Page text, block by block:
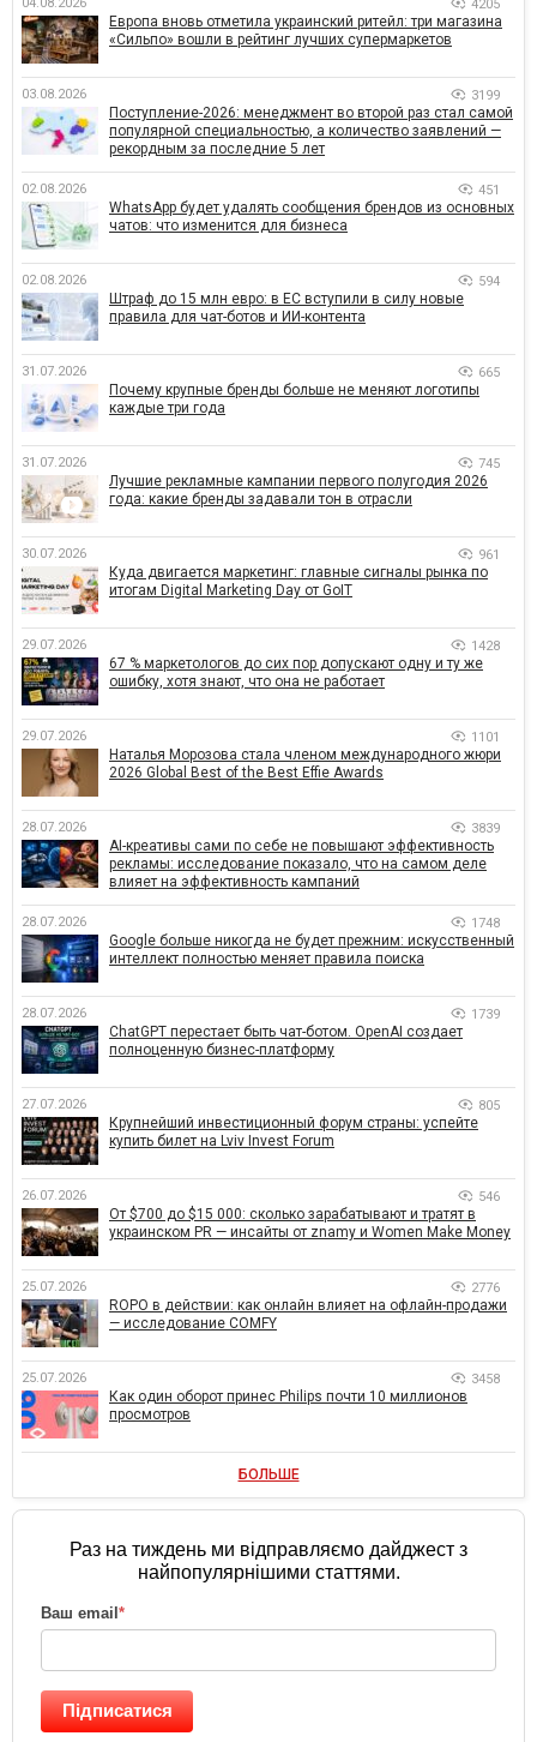
04.08.2026 4205
Европа вновь отметила украинский ритейл: три магазина
«Сильпо» вошли в рейтинг лучших супермаркетов
03.08.2026 3199
Поступление-2026: менеджмент во второй раз стал самой
популярной специальностью, а количество заявлений —
рекордным за последние 5 лет
02.08.2026 451
WhatsApp будет удалять сообщения брендов из основных
чатов: что изменится для бизнеса
02.08.2026 594
Штраф до 15 млн евро: в ЕС вступили в силу новые
правила для чат-ботов и ИИ-контента
31.07.2026 665
Почему крупные бренды больше не меняют логотипы
каждые три года
31.07.2026 745
Лучшие рекламные кампании первого полугодия 2026
года: какие бренды задавали тон в отрасли
30.07.2026 961
Куда двигается маркетинг: главные сигналы рынка по
итогам Digital Marketing Day от GoIT
29.07.2026 1428
67 % маркетологов до сих пор допускают одну и ту же
ошибку, хотя знают, что она не работает
29.07.2026 1101
Наталья Морозова стала членом международного жюри
2026 Global Best of the Best Effie Awards
28.07.2026 3839
AI-креативы сами по себе не повышают эффективность
рекламы: исследование показало, что на самом деле
влияет на эффективность кампаний
28.07.2026 1748
Google больше никогда не будет прежним: искусственный
интеллект полностью меняет правила поиска
28.07.2026 1739
ChatGPT перестает быть чат-ботом. OpenAI создает
полноценную бизнес-платформу
27.07.2026 805
Крупнейший инвестиционный форум страны: успейте
купить билет на Lviv Invest Forum
26.07.2026 546
От $700 до $15 000: сколько зарабатывают и тратят в
украинском PR — инсайты от znamy и Women Make Money
25.07.2026 2776
ROPO в действии: как онлайн влияет на офлайн-продажи
— исследование COMFY
25.07.2026 3458
Как один оборот принес Philips почти 10 миллионов
просмотров
БОЛЬШЕ
Раз на тиждень ми відправляємо дайджест з
найпопулярнішими статтями.
Ваш email *
Підписатися